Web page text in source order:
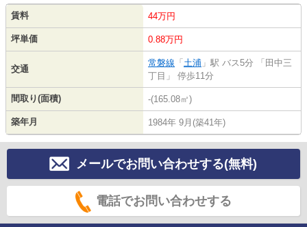
賃料 44万円
坪単価 0.88万円
交通
常磐線 「 土浦 」駅 バス5分 「田中三
丁目」 停歩11分
間取り(面積) -(165.08㎡)
築年月 1984年 9月(築41年)
メールでお問い合わせする(無料)
電話でお問い合わせする